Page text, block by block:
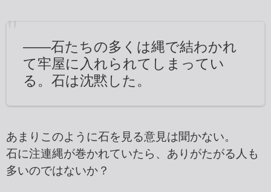
――石たちの多くは縄で結わかれ
て牢屋に入れられてしまってい
る。石は沈黙した。
あまりこのように石を見る意見は聞かない。
石に注連縄が巻かれていたら、ありがたがる人も
多いのではないか？